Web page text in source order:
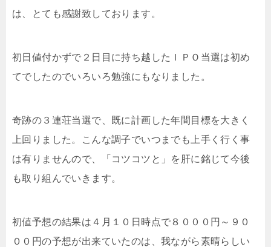
は、とても感謝致しております。
初日値付かずで２日目に持ち越したＩＰＯ当選は初め
てでしたのでいろいろ勉強にもなりました。
奇跡の３連荘当選で、既に計画した年間目標を大きく
上回りました。こんな調子でいつまでも上手く行く事
は有りませんので、「コツコツと」を肝に銘じて今後
も取り組んでいきます。
初値予想の結果は４月１０日時点で８０００円～９０
００円の予想が出来ていたのは、我ながら素晴らしい